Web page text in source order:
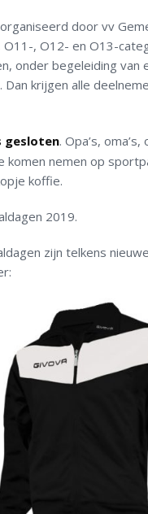
door vv
, O12- en O13-
onder begeleiding
krijgen alle
gesloten. Opa’s,
komen nemen op
koffie.
2019.
zijn telkens